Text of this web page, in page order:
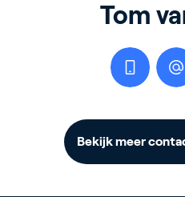
Tom
Bekijk meer